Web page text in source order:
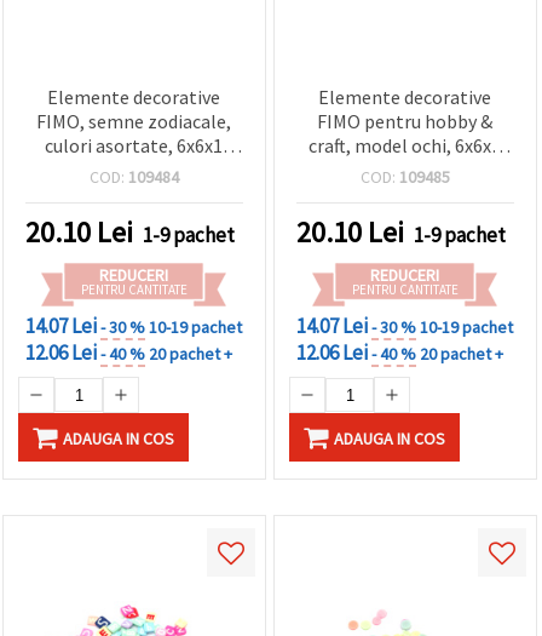
Elemente decorative
FIMO, semne zodiacale,
culori asortate, 6x6x1
mm, 20 g
COD: 109484
20.10 Lei 1-9 pachet
REDUCERI
PENTRU CANTITATE
14.07 Lei- 30 %10-19 pachet
12.06 Lei- 40 % 20 pachet +
ADAUGA IN COS
Elemente decorative
FIMO pentru hobby &
craft, model ochi, 6x6x1
mm, culoare roșie - 20 g
COD: 109485
20.10 Lei 1-9 pachet
REDUCERI
PENTRU CANTITATE
14.07 Lei- 30 %10-19 pachet
12.06 Lei- 40 % 20 pachet +
ADAUGA IN COS